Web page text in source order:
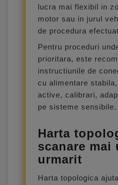
lucra mai flexibil in
motor sau in jurul
de procedura
Pentru proceduri
prioritara, este
instructiunile de
cu alimentare
active, calibrari,
pe sisteme sensibile.
Harta
scanare mai
urmarit
Harta topologica